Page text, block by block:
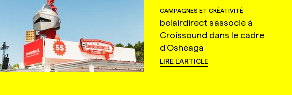
CAMPAGNES ET CRÉATIVITÉ
belairdirect s'associe à
Croissound dans le cadre
d'Osheaga
LIRE L'ARTICLE